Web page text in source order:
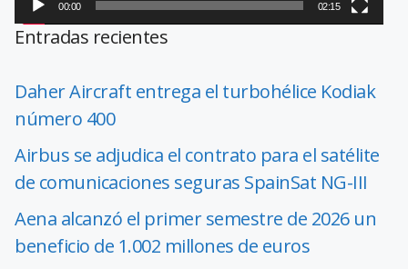
00:00 02:15
Entradas recientes
Daher Aircraft entrega el turbohélice Kodiak
número 400
Airbus se adjudica el contrato para el satélite
de comunicaciones seguras SpainSat NG-III
Aena alcanzó el primer semestre de 2026 un
beneficio de 1.002 millones de euros